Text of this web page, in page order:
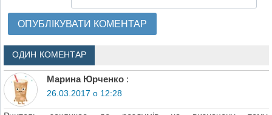
ОДИН КОМЕНТАР
Марина Юрченко :
26.03.2017 о 12:28